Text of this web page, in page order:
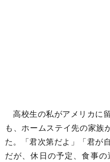
高校生の私がアメリカに
も、ホームステイ先の家族
た。「君次第だよ」「君が
だが、休日の予定、食事